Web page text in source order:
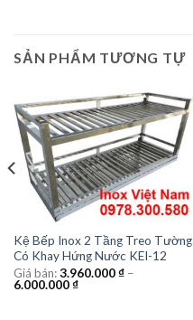
SẢN PHẨM TƯƠNG TỰ
Kệ Bếp Inox 2 Tầng Treo Tường
Có Khay Hứng Nước KEI-12
Giá bán:3.960.000₫–
6.000.000₫